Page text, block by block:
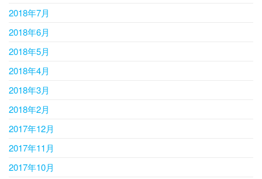
2018年7月
2018年6月
2018年5月
2018年4月
2018年3月
2018年2月
2017年12月
2017年11月
2017年10月